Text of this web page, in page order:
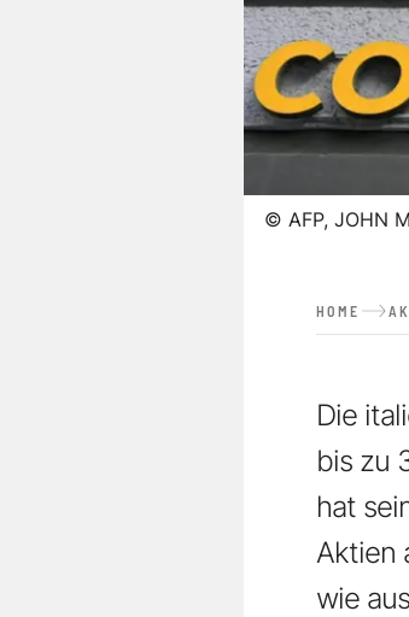
© AFP, JOHN
HOME
Die
bis zu
hat
Aktien
wie